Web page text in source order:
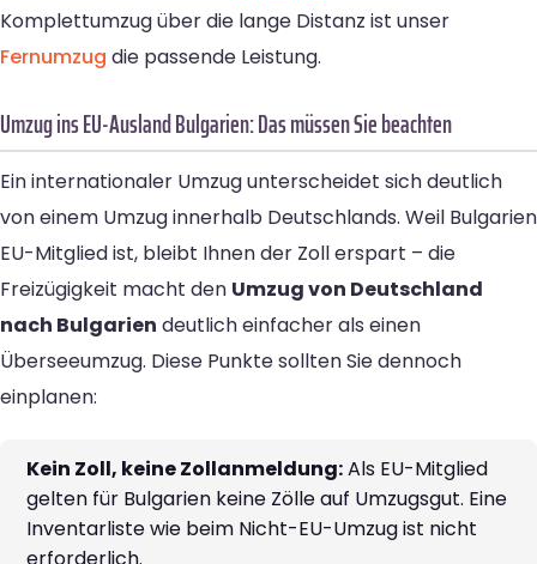
Komplettumzug über die lange Distanz ist unser
Fernumzug die passende Leistung.
Umzug ins EU-Ausland Bulgarien: Das müssen Sie beachten
Ein internationaler Umzug unterscheidet sich deutlich
von einem Umzug innerhalb Deutschlands. Weil Bulgarien
EU-Mitglied ist, bleibt Ihnen der Zoll erspart – die
Freizügigkeit macht den Umzug von Deutschland
nach Bulgarien deutlich einfacher als einen
Überseeumzug. Diese Punkte sollten Sie dennoch
einplanen:
Kein Zoll, keine Zollanmeldung:Als EU-Mitglied
gelten für Bulgarien keine Zölle auf Umzugsgut. Eine
Inventarliste wie beim Nicht-EU-Umzug ist nicht
erforderlich.